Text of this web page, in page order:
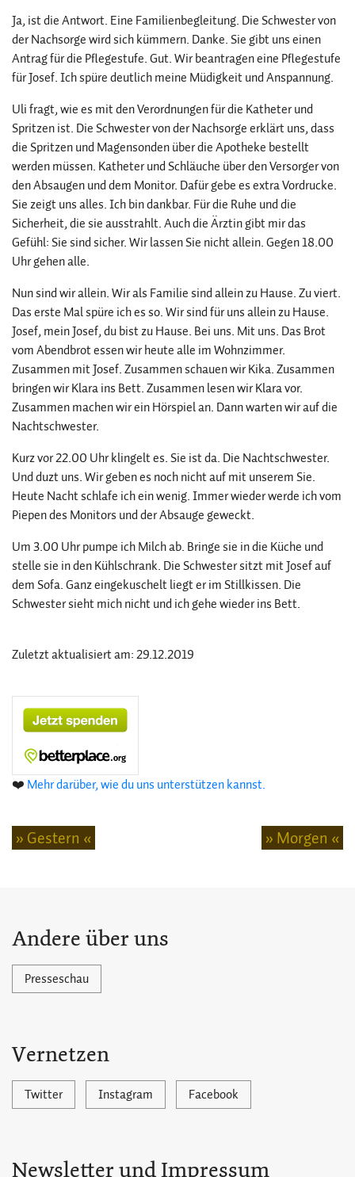
Ja, ist die Antwort. Eine Familienbegleitung. Die Schwester von
der Nachsorge wird sich kümmern. Danke. Sie gibt uns einen
Antrag für die Pflegestufe. Gut. Wir beantragen eine Pflegestufe
für Josef. Ich spüre deutlich meine Müdigkeit und Anspannung.
Uli fragt, wie es mit den Verordnungen für die Katheter und
Spritzen ist. Die Schwester von der Nachsorge erklärt uns, dass
die Spritzen und Magensonden über die Apotheke bestellt
werden müssen. Katheter und Schläuche über den Versorger von
den Absaugen und dem Monitor. Dafür gebe es extra Vordrucke.
Sie zeigt uns alles. Ich bin dankbar. Für die Ruhe und die
Sicherheit, die sie ausstrahlt. Auch die Ärztin gibt mir das
Gefühl: Sie sind sicher. Wir lassen Sie nicht allein. Gegen 18.00
Uhr gehen alle.
Nun sind wir allein. Wir als Familie sind allein zu Hause. Zu viert.
Das erste Mal spüre ich es so. Wir sind für uns allein zu Hause.
Josef, mein Josef, du bist zu Hause. Bei uns. Mit uns. Das Brot
vom Abendbrot essen wir heute alle im Wohnzimmer.
Zusammen mit Josef. Zusammen schauen wir Kika. Zusammen
bringen wir Klara ins Bett. Zusammen lesen wir Klara vor.
Zusammen machen wir ein Hörspiel an. Dann warten wir auf die
Nachtschwester.
Kurz vor 22.00 Uhr klingelt es. Sie ist da. Die Nachtschwester.
Und duzt uns. Wir geben es noch nicht auf mit unserem Sie.
Heute Nacht schlafe ich ein wenig. Immer wieder werde ich vom
Piepen des Monitors und der Absauge geweckt.
Um 3.00 Uhr pumpe ich Milch ab. Bringe sie in die Küche und
stelle sie in den Kühlschrank. Die Schwester sitzt mit Josef auf
dem Sofa. Ganz eingekuschelt liegt er im Stillkissen. Die
Schwester sieht mich nicht und ich gehe wieder ins Bett.
Zuletzt aktualisiert am: 29.12.2019
❤️ Mehr darüber, wie du uns unterstützen kannst.
» Gestern « » Morgen «
Andere über uns
Presseschau
Vernetzen
Twitter Instagram Facebook
Newsletter und Impressum